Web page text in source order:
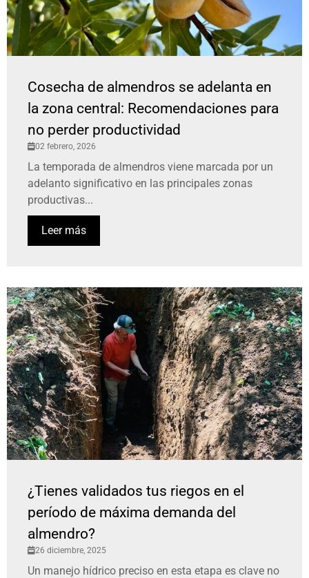
Cosecha de almendros se adelanta en
la zona central: Recomendaciones para
no perder productividad
02 febrero, 2026
La temporada de almendros viene marcada por un
adelanto significativo en las principales zonas
productivas...
Leer más
¿Tienes validados tus riegos en el
período de máxima demanda del
almendro?
26 diciembre, 2025
Un manejo hídrico preciso en esta etapa es clave no